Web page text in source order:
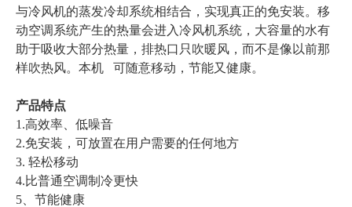
与冷风机的蒸发冷却系统相结合，实现真正的免安装。移
动空调系统产生的热量会进入冷风机系统，大容量的水有
助于吸收大部分热量，排热口只吹暖风，而不是像以前那
样吹热风。本机 可随意移动，节能又健康。
产品特点
1.高效率、低噪音
2.免安装，可放置在用户需要的任何地方
3. 轻松移动
4.比普通空调制冷更快
5、节能健康